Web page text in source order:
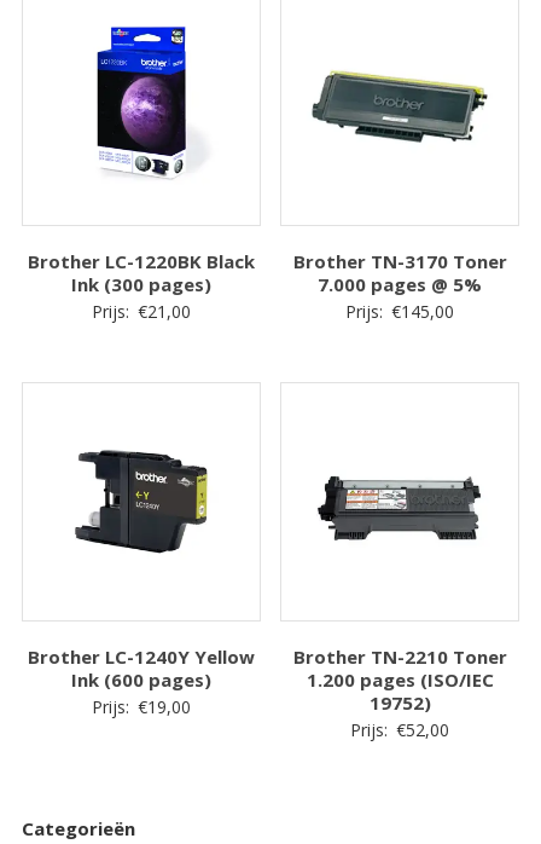
Brother LC-1220BK Black
Ink (300 pages)
Prijs: €21,00
Brother TN-3170 Toner
7.000 pages @ 5%
Prijs: €145,00
Brother LC-1240Y Yellow
Ink (600 pages)
Prijs: €19,00
Brother TN-2210 Toner
1.200 pages (ISO/IEC
19752)
Prijs: €52,00
Categorieën